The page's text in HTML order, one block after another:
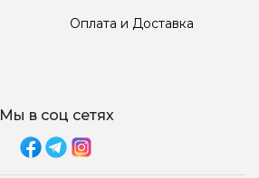
Оплата и Доставка
Мы в соц сетях